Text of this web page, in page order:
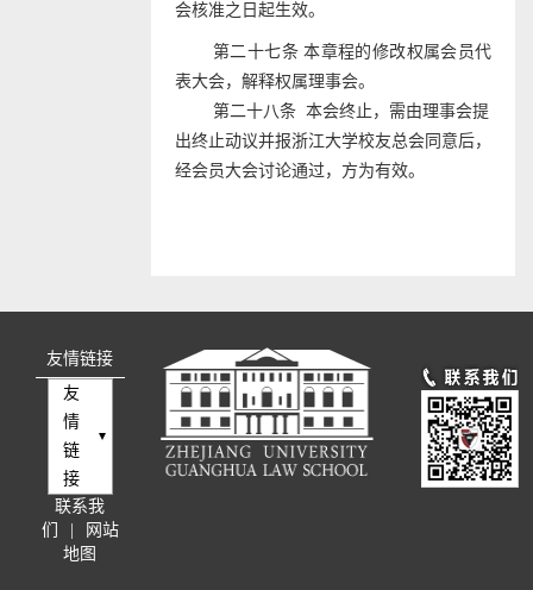
会核准之日起生效。
第二十七条 本章程的修改权属会员代
表大会，解释权属理事会。
第二十八条 本会终止，需由理事会提
出终止动议并报浙江大学校友总会同意后，
经会员大会讨论通过，方为有效。
友情链接
友
情
链
接
联系我
们
网站
地图